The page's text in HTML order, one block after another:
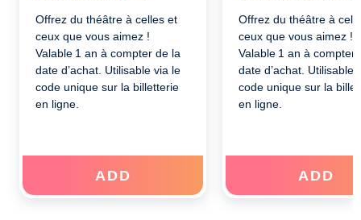
Offrez du théâtre à celles et
ceux que vous aimez !
Valable 1 an à compter de la
date d’achat. Utilisable via le
code unique sur la billetterie
en ligne.
ADD
Offrez du théâtre à
ceux que vous aimez !
Valable 1 an à compter
date d’achat. Utilisable
code unique sur la
en ligne.
ADD